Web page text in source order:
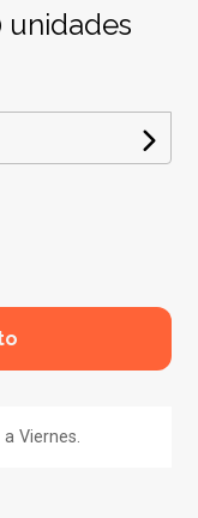
unidades
Viernes.